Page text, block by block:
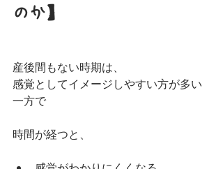
のか】
産後間もない時期は、
感覚としてイメージしやすい方が多い
一方で
時間が経つと、